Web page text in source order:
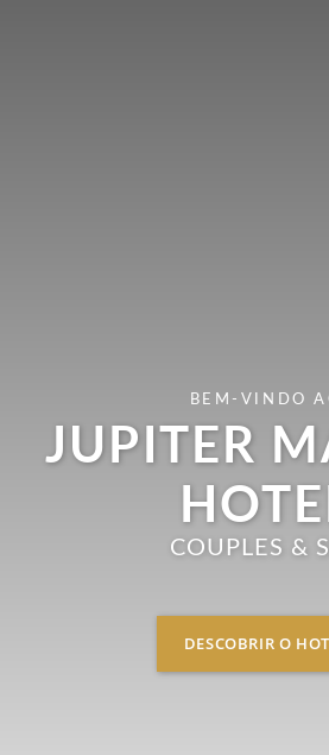
BEM-VINDO
JUPITER
COUPLES &
DESCOBRIR O